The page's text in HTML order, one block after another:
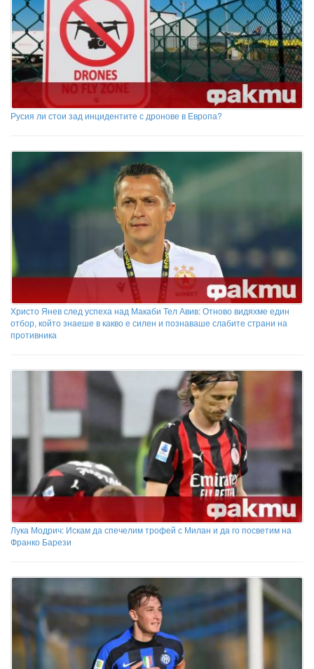
Русия ли стои зад инцидентите с дронове в Европа?
Христо Янев след успеха над Макаби Тел Авив: Отново видяхме един
отбор, който знаеше в какво е силен и познаваше слабите страни на
противника
Лука Модрич: Искам да спечелим трофей с Милан и да го посветим на
Франко Барези